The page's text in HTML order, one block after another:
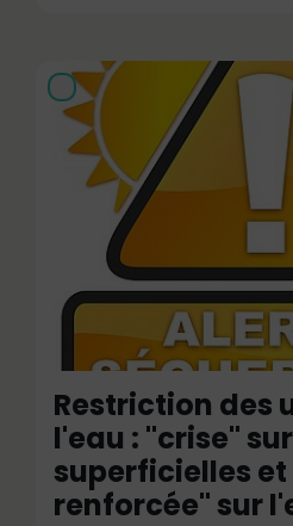
Restriction des
l'eau : "crise"
superficielles
renforcée" sur